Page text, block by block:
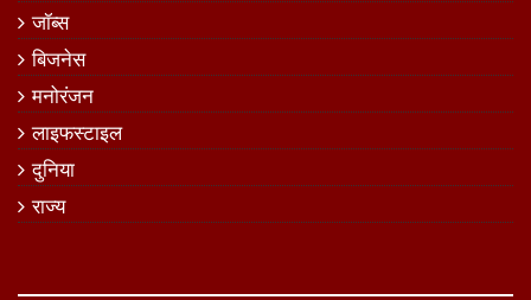
जॉब्स
बिजनेस
मनोरंजन
लाइफस्टाइल
दुनिया
राज्य